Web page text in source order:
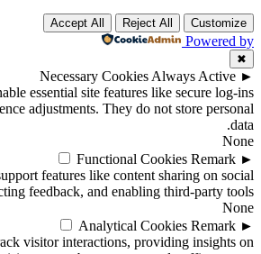
Customize
Reject All
Accept All
Powered by
✖
►
Necessary Cookies Always Active
essential site features like secure log-ins
adjustments. They do not store personal
data.
None
►
Functional Cookies Remark
features like content sharing on social
feedback, and enabling third-party tools.
None
►
Analytical Cookies Remark
visitor interactions, providing insights on